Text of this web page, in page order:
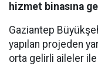
hizmet binasına
Gaziantep
yapılan projeden
orta gelirli aileler